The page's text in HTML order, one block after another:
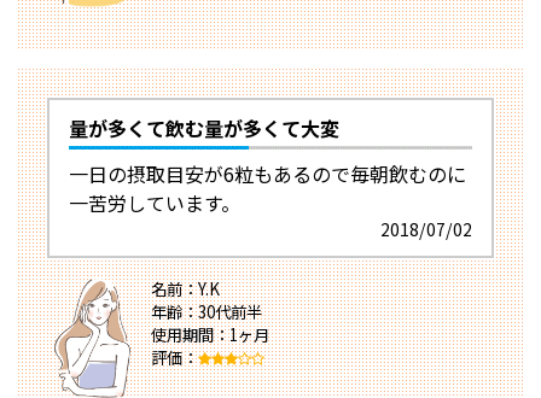
量が多くて飲む量が多くて大変
一日の摂取目安が6粒もあるので毎朝飲むのに
一苦労しています。
2018/07/02
名前：Y.K
年齢：30代前半
使用期間：1ヶ月
評価：